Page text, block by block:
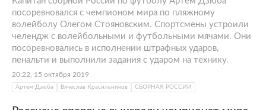
посоревновался с чемпионом мира по пляжному
волейболу Олегом Стояновским. Спортсмены устроили
челендж с волейбольными и футбольными мячами. Они
посоревновались в исполнении штрафных ударов,
пенальти и выполнили задания с ударом на технику.
20:22, 15 октября 2019
Артем Дзюба Вячеслав Красильников СБОРНАЯ РОССИИ